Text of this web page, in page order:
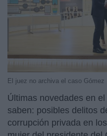
El juez no archiva el caso Gómez
Últimas novedades en el
saben: posibles delitos
corrupción privada en